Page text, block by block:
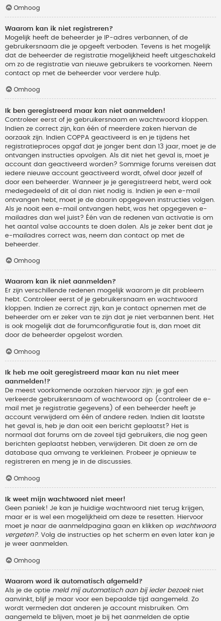
Omhoog
Waarom kan ik niet registreren?
Mogelijk heeft de beheerder je IP-adres verbannen, of de
gebruikersnaam die je opgeeft verboden. Tevens is het mogelijk
dat de beheerder de registratie mogelijkheid heeft uitgeschakeld
om zo de registratie van nieuwe gebruikers te voorkomen. Neem
contact op met de beheerder voor verdere hulp.
Omhoog
Ik ben geregistreerd maar kan niet aanmelden!
Controleer eerst of je gebruikersnaam en wachtwoord kloppen.
Indien ze correct zijn, kan één of meerdere zaken hiervan de
oorzaak zijn. Indien COPPA geactiveerd is en je tijdens het
registratieproces opgaf dat je jonger bent dan 13 jaar, moet je de
ontvangen instructies opvolgen. Als dit niet het geval is, moet je
account dan geactiveerd worden? Sommige forums vereisen dat
iedere nieuwe account geactiveerd wordt, ofwel door jezelf of
door een beheerder. Wanneer je je geregistreerd hebt, werd ook
medegedeeld of dit al dan niet nodig is. Indien je een e-mail
ontvangen hebt, moet je de daarin opgegeven instructies volgen.
Als je nooit een e-mail ontvangen hebt, was het opgegeven e-
mailadres dan wel juist? Één van de redenen van activatie is om
het aantal valse accounts te doen dalen. Als je zeker bent dat je
e-mailadres correct was, neem dan contact op met de
beheerder.
Omhoog
Waarom kan ik niet aanmelden?
Er zijn verschillende redenen mogelijk waarom je dit probleem
hebt. Controleer eerst of je gebruikersnaam en wachtwoord
kloppen. Indien ze correct zijn, kan je contact opnemen met de
beheerder om er zeker van te zijn dat je niet verbannen bent. Het
is ook mogelijk dat de forumconfiguratie fout is, dan moet dit
door de beheerder opgelost worden.
Omhoog
Ik heb me ooit geregistreerd maar kan nu niet meer
aanmelden!?
De meest voorkomende oorzaken hiervoor zijn: je gaf een
verkeerde gebruikersnaam of wachtwoord op (controleer de e-
mail met je registratie gegevens) of een beheerder heeft je
account verwijderd om één of andere reden. Indien dit laatste
het geval is, heb je dan ooit een bericht geplaatst? Het is
normaal dat forums om de zoveel tijd gebruikers, die nog geen
berichten geplaatst hebben, verwijderen. Dit doen ze om de
database qua omvang te verkleinen. Probeer je opnieuw te
registreren en meng je in de discussies.
Omhoog
Ik weet mijn wachtwoord niet meer!
Geen paniek! Je kan je huidige wachtwoord niet terug krijgen,
maar er is wel een mogelijkheid om deze te resetten. Hiervoor
moet je naar de aanmeldpagina gaan en klikken op wachtwoord
vergeten?. Volg de instructies op het scherm en even later kan je
je weer aanmelden.
Omhoog
Waarom word ik automatisch afgemeld?
Als je de optie meld mij automatisch aan bij ieder bezoekniet
aanvinkt, blijf je maar voor een bepaalde tijd aangemeld. Zo
wordt vermeden dat anderen je account misbruiken. Om
aangemeld te blijven, moet je bij het aanmelden de optie